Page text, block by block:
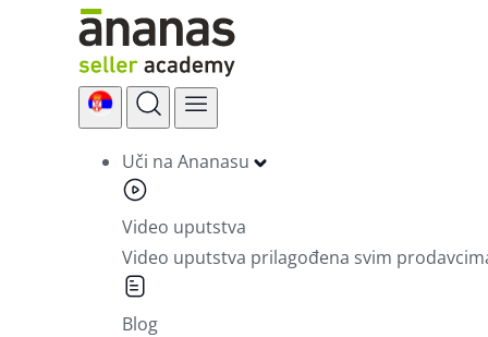
Uči na Ananasu
Video uputstva
Video uputstva prilagođena svim
Blog